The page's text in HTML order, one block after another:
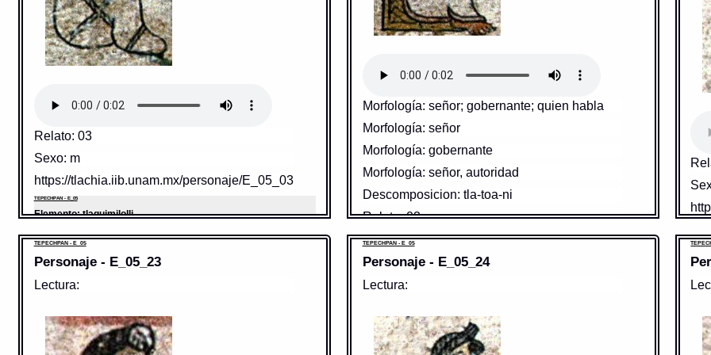
Relato: 03
Sexo: m
https://tlachia.iib.unam.mx/personaje/E_05_03
TEPECHPAN - E_05
Elemento:tlaquimilolli
Morfología: señor; gobernante; quien habla
Morfología: señor
Morfología: gobernante
Morfología: señor, autoridad
Descomposicion: tla-toa-ni
Relato: 03
Sexo: m
https://tlachia.iib.unam.mx/personaje/E_05_04
Grafía normalizada:tlatoani
Traducción uno:amo
Traducción dos:amo
TEPECHPAN - E_05
Personaje - E_05_23
Lectura:
TEPECHPAN - E_05
Personaje - E_05_24
Lectura: